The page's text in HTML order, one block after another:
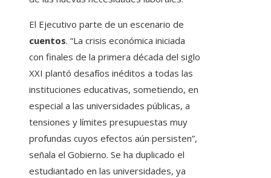
El Ejecutivo parte de un escenario de
cuentos. “La crisis económica iniciada
con finales de la primera década del siglo
XXI plantó desafíos inéditos a todas las
instituciones educativas, sometiendo, en
especial a las universidades públicas, a
tensiones y límites presupuestas muy
profundas cuyos efectos aún persisten”,
señala el Gobierno. Se ha duplicado el
estudiantado en las universidades, ya